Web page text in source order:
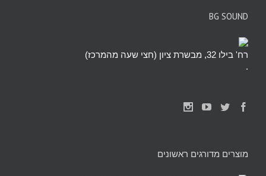
BG SOUND
רח' בילו 32, מבשרת ציון (חצי שעה מהמרכז)
.
מוצרים מדורגים ראשונים